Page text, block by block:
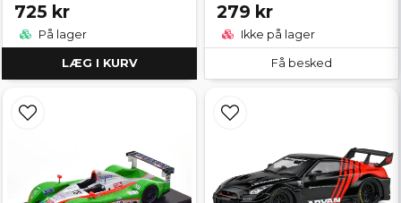
725 kr
På lager
LÆG I KURV
279 kr
Ikke på lager
Få besked